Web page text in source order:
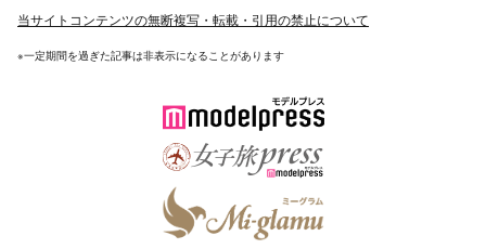
当サイトコンテンツの無断複写・転載・引用の禁止について
※一定期間を過ぎた記事は非表示になることがあります